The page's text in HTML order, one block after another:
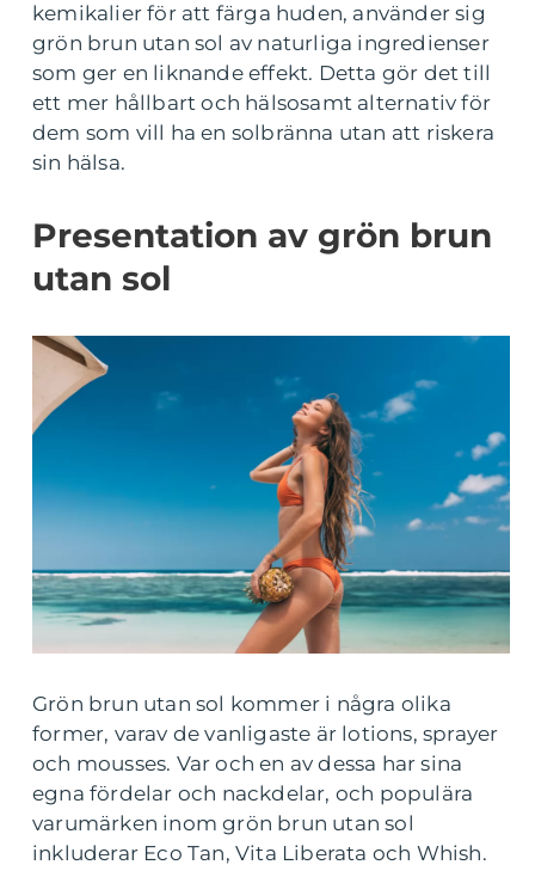
kemikalier för att färga huden, använder sig
grön brun utan sol av naturliga ingredienser
som ger en liknande effekt. Detta gör det till
ett mer hållbart och hälsosamt alternativ för
dem som vill ha en solbränna utan att riskera
sin hälsa.
Presentation av grön brun
utan sol
Grön brun utan sol kommer i några olika
former, varav de vanligaste är lotions, sprayer
och mousses. Var och en av dessa har sina
egna fördelar och nackdelar, och populära
varumärken inom grön brun utan sol
inkluderar Eco Tan, Vita Liberata och Whish.